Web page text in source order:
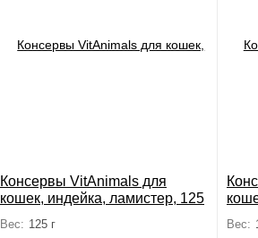
Консервы VitAnimals для
кошек, индейка, ламистер, 125
Вес: 125 г
Вес: